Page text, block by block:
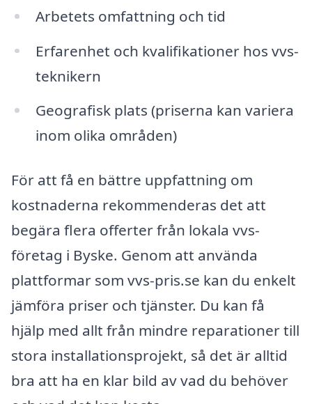
Arbetets omfattning och tid
Erfarenhet och kvalifikationer hos vvs-
teknikern
Geografisk plats (priserna kan variera
inom olika områden)
För att få en bättre uppfattning om
kostnaderna rekommenderas det att
begära flera offerter från lokala vvs-
företag i Byske. Genom att använda
plattformar som vvs-pris.se kan du enkelt
jämföra priser och tjänster. Du kan få
hjälp med allt från mindre reparationer till
stora installationsprojekt, så det är alltid
bra att ha en klar bild av vad du behöver